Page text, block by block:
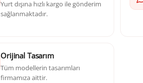
Yurt dışına hızlı kargo ile gönderim
sağlanmaktadır.
Orijinal Tasarım
Tüm modellerin tasarımları
firmamıza aittir.